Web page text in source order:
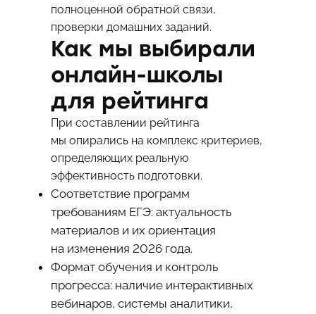
полноценной обратной связи,
проверки домашних заданий.
Как мы выбирали
онлайн-школы
для рейтинга
При составлении рейтинга
мы опирались на комплекс критериев,
определяющих реальную
эффективность подготовки.
Соответствие программ
требованиям ЕГЭ: актуальность
материалов и их ориентация
на изменения 2026 года.
Формат обучения и контроль
прогресса: наличие интерактивных
вебинаров, системы аналитики,